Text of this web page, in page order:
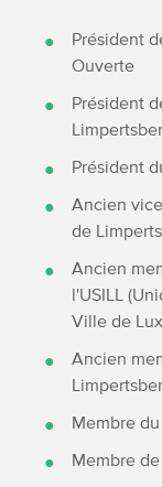
Président
Ouverte
Président
Président
Ancien
de
Ancien
l'USILL
Ville de
Ancien
Membre
Membre